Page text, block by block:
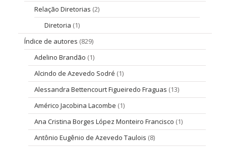
Relação Diretorias (2)
Diretoria (1)
Índice de autores (829)
Adelino Brandão (1)
Alcindo de Azevedo Sodré (1)
Alessandra Bettencourt Figueiredo Fraguas (13)
Américo Jacobina Lacombe (1)
Ana Cristina Borges López Monteiro Francisco (1)
Antônio Eugênio de Azevedo Taulois (8)